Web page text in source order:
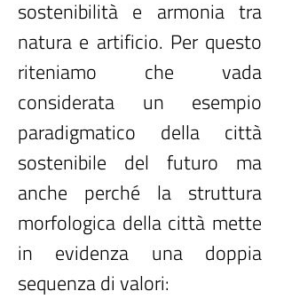
sostenibilità e armonia tra
natura e artificio. Per questo
riteniamo che vada
considerata un esempio
paradigmatico della città
sostenibile del futuro ma
anche perché la struttura
morfologica della città mette
in evidenza una doppia
sequenza di valori: